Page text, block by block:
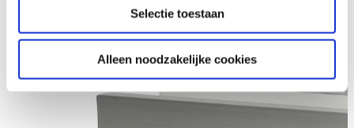
Selectie toestaan
Alleen noodzakelijke cookies